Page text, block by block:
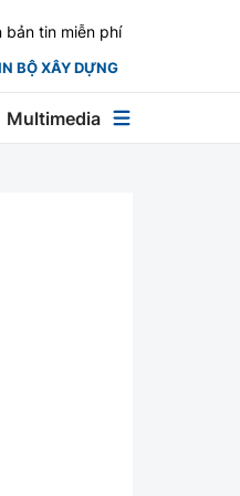
bản tin miễn phí
BỘ XÂY DỰNG
Multimedia